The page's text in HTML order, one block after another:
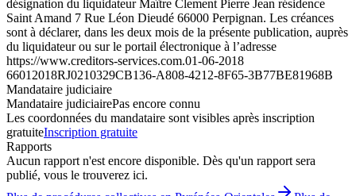
désignation du liquidateur Maître Clement Pierre Jean résidence
Saint Amand 7 Rue Léon Dieudé 66000 Perpignan. Les créances
sont à déclarer, dans les deux mois de la présente publication, auprès
du liquidateur ou sur le portail électronique à l’adresse
https://www.creditors-services.com.01-06-2018
66012018RJ0210329CB136-A808-4212-8F65-3B77BE81968B
Mandataire judiciaire
Mandataire judiciairePas encore connu
Les coordonnées du mandataire sont visibles après inscription
gratuiteInscription gratuite
Rapports
Aucun rapport n'est encore disponible. Dès qu'un rapport sera
publié, vous le trouverez ici.